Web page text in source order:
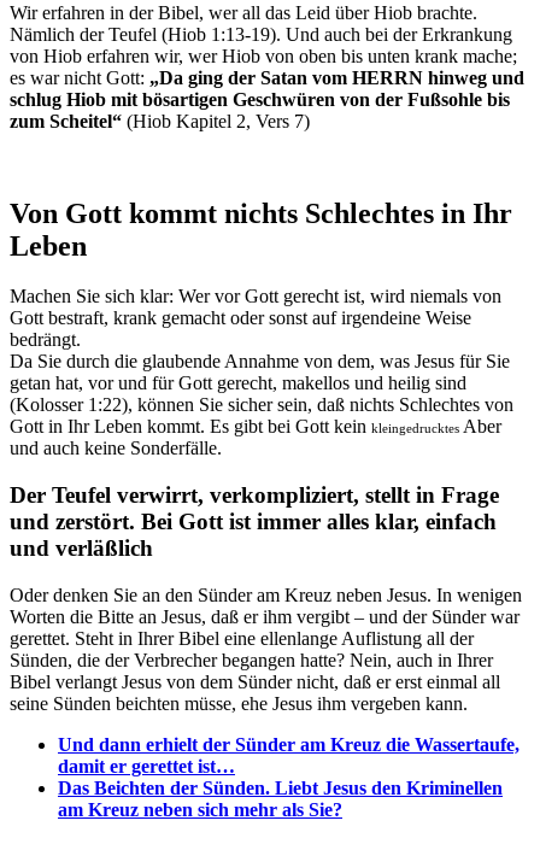
Wir erfahren in der Bibel, wer all das Leid über Hiob brachte.
Nämlich der Teufel (Hiob 1:13-19). Und auch bei der Erkrankung
von Hiob erfahren wir, wer Hiob von oben bis unten krank mache;
es war nicht Gott: „Da ging der Satan vom HERRN hinweg und
schlug Hiob mit bösartigen Geschwüren von der Fußsohle bis
zum Scheitel“ (Hiob Kapitel 2, Vers 7)
Von Gott kommt nichts Schlechtes in Ihr
Leben
Machen Sie sich klar: Wer vor Gott gerecht ist, wird niemals von
Gott bestraft, krank gemacht oder sonst auf irgendeine Weise
bedrängt.
Da Sie durch die glaubende Annahme von dem, was Jesus für Sie
getan hat, vor und für Gott gerecht, makellos und heilig sind
(Kolosser 1:22), können Sie sicher sein, daß nichts Schlechtes von
Gott in Ihr Leben kommt. Es gibt bei Gott kein kleingedrucktes Aber
und auch keine Sonderfälle.
Der Teufel verwirrt, verkompliziert, stellt in Frage
und zerstört. Bei Gott ist immer alles klar, einfach
und verläßlich
Oder denken Sie an den Sünder am Kreuz neben Jesus. In wenigen
Worten die Bitte an Jesus, daß er ihm vergibt – und der Sünder war
gerettet. Steht in Ihrer Bibel eine ellenlange Auflistung all der
Sünden, die der Verbrecher begangen hatte? Nein, auch in Ihrer
Bibel verlangt Jesus von dem Sünder nicht, daß er erst einmal all
seine Sünden beichten müsse, ehe Jesus ihm vergeben kann.
Und dann erhielt der Sünder am Kreuz die Wassertaufe,
damit er gerettet ist…
Das Beichten der Sünden. Liebt Jesus den Kriminellen
am Kreuz neben sich mehr als Sie?